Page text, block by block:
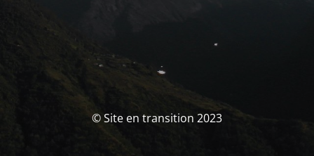
© Site en transition 2023